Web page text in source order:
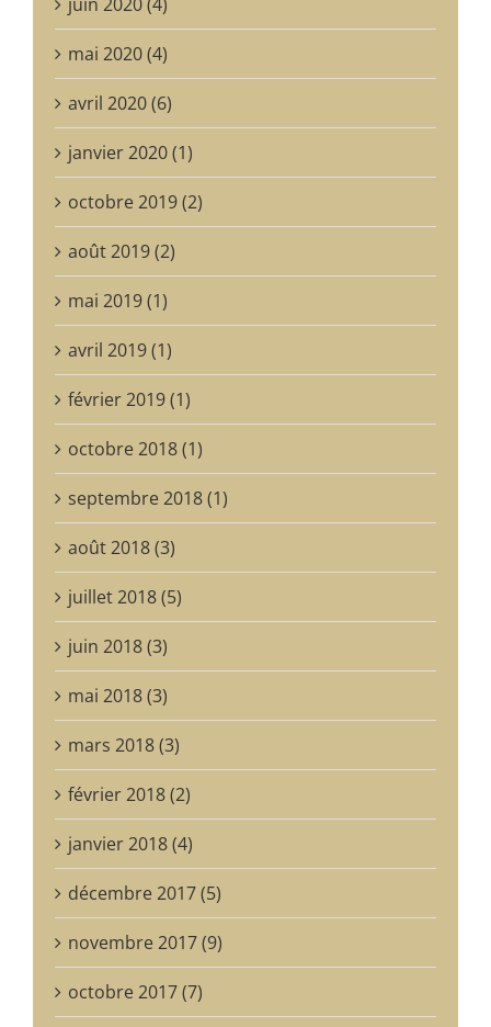
mai 2020 (4)
avril 2020 (6)
janvier 2020 (1)
octobre 2019 (2)
août 2019 (2)
mai 2019 (1)
avril 2019 (1)
février 2019 (1)
octobre 2018 (1)
septembre 2018 (1)
août 2018 (3)
juillet 2018 (5)
juin 2018 (3)
mai 2018 (3)
mars 2018 (3)
février 2018 (2)
janvier 2018 (4)
décembre 2017 (5)
novembre 2017 (9)
octobre 2017 (7)